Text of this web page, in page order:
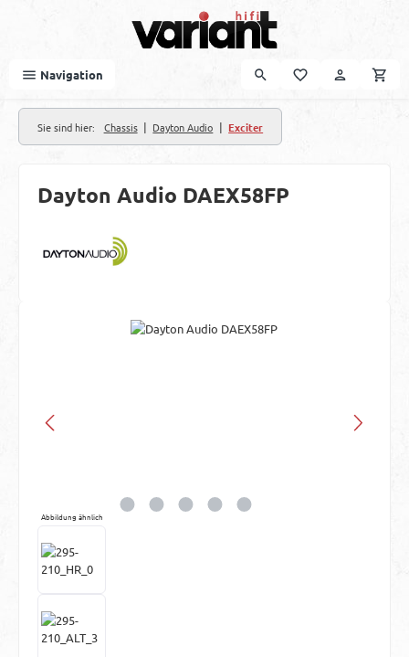
Navigation
Sie sind hier: Chassis | Dayton Audio | Exciter
Dayton Audio DAEX58FP
Bildergalerie überspringen
Abbildung ähnlich